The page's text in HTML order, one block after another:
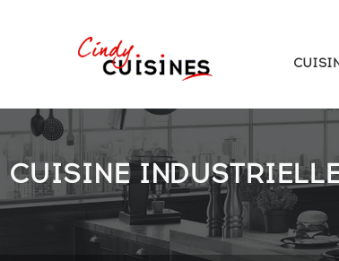
CUISINE